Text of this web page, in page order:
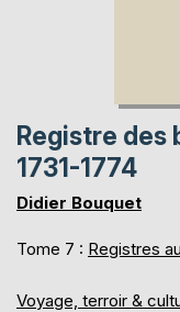
Registre des
1731-1774
Didier Bouquet
Tome 7 : Registres
Voyage, terroir &